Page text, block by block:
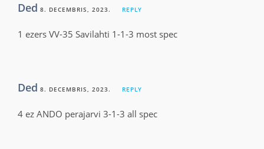
Ded 8. DECEMBRIS, 2023. REPLY
1 ezers VV-35 Savilahti 1-1-3 most spec
Ded 8. DECEMBRIS, 2023. REPLY
4 ez ANDO perajarvi 3-1-3 all spec